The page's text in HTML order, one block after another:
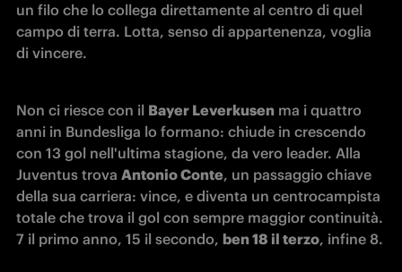
un filo che lo collega direttamente al centro di quel
campo di terra. Lotta, senso di appartenenza, voglia
di vincere.
Non ci riesce con il Bayer Leverkusen ma i quattro
anni in Bundesliga lo formano: chiude in crescendo
con 13 gol nell'ultima stagione, da vero leader. Alla
Juventus trova Antonio Conte, un passaggio chiave
della sua carriera: vince, e diventa un centrocampista
totale che trova il gol con sempre maggior continuità.
7 il primo anno, 15 il secondo, ben 18 il terzo, infine 8.